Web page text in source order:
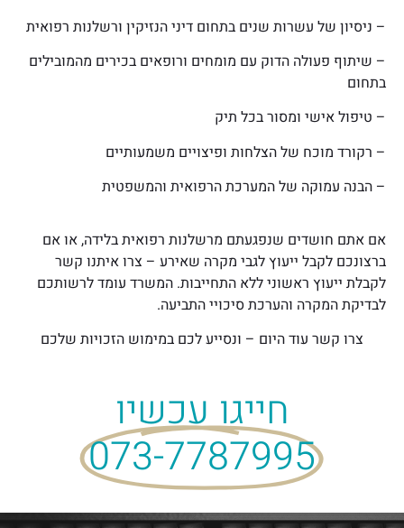
– ניסיון של עשרות שנים בתחום דיני הנזיקין ורשלנות רפואית
– שיתוף פעולה הדוק עם מומחים ורופאים בכירים מהמובילים
בתחום
– טיפול אישי ומסור בכל תיק
– רקורד מוכח של הצלחות ופיצויים משמעותיים
– הבנה עמוקה של המערכת הרפואית והמשפטית
אם אתם חושדים שנפגעתם מרשלנות רפואית בלידה, או אם
ברצונכם לקבל ייעוץ לגבי מקרה שאירע – צרו איתנו קשר
לקבלת ייעוץ ראשוני ללא התחייבות. המשרד עומד לרשותכם
לבדיקת המקרה והערכת סיכויי התביעה.
צרו קשר עוד היום – ונסייע לכם במימוש הזכויות שלכם
חייגו עכשיו
073-7787995